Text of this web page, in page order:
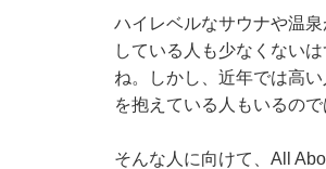
ハイレベルなサウナや温
している人も少なくない
ね。しかし、近年では高
を抱えている人もいるので
そんな人に向けて、All